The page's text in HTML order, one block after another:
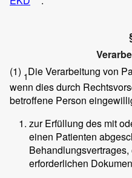
(1) 1Die Verarbeitung von
wenn dies durch
betroffene Person
zur Erfüllung des mit
einen Patienten
erforderlichen